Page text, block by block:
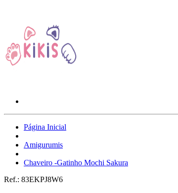
Página Inicial
Amigurumis
Chaveiro -Gatinho Mochi Sakura
Ref.: 83EKPJ8W6